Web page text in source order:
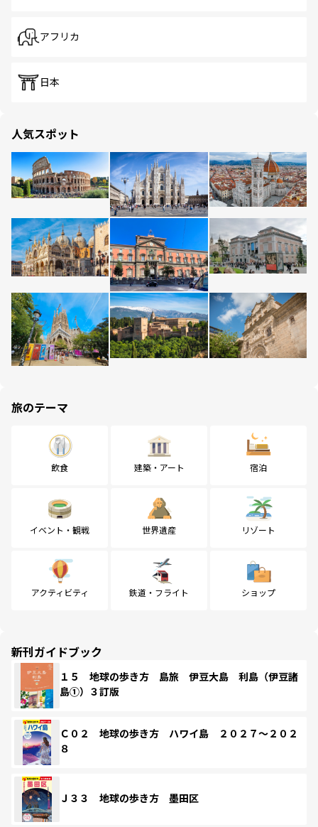
アフリカ
日本
人気スポット
旅のテーマ
飲食 建築・アート 宿泊
イベント・観戦 世界遺産 リゾート
アクティビティ 鉄道・フライト ショップ
新刊ガイドブック
１５ 地球の歩き方 島旅 伊豆大島 利島（伊豆諸
島①）３訂版
Ｃ０２ 地球の歩き方 ハワイ島 ２０２７～２０２
８
Ｊ３３ 地球の歩き方 墨田区